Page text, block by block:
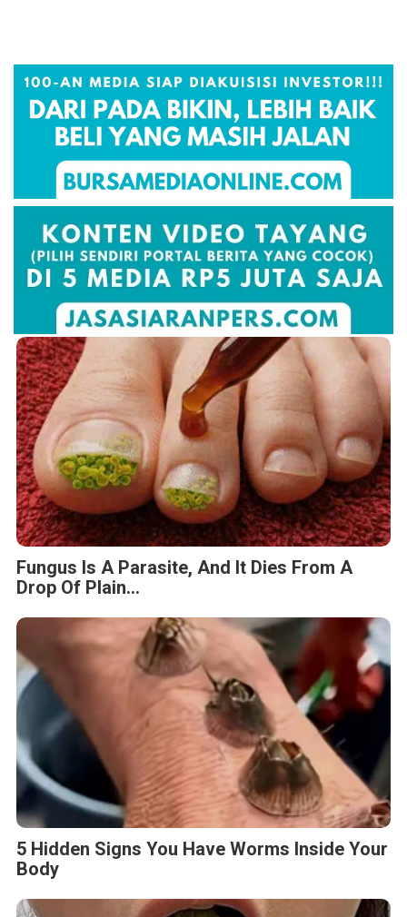
Fungus Is A Parasite, And It Dies From A
Drop Of Plain...
5 Hidden Signs You Have Worms Inside Your
Body